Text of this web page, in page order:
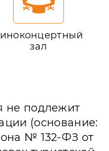
зал
не подлежит
(основание:
№ 132-ФЗ от